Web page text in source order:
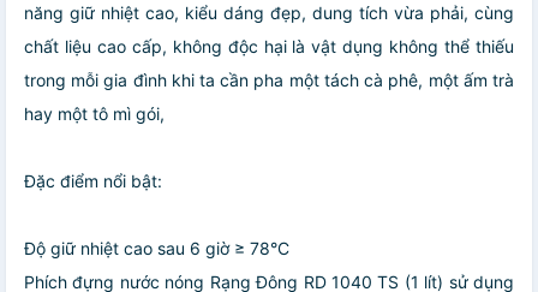
năng giữ nhiệt cao, kiểu dáng đẹp, dung tích vừa phải, cùng
chất liệu cao cấp, không độc hại là vật dụng không thể thiếu
trong mỗi gia đình khi ta cần pha một tách cà phê, một ấm trà
hay một tô mì gói,
Đặc điểm nổi bật:
Độ giữ nhiệt cao sau 6 giờ ≥ 78°C
Phích đựng nước nóng Rạng Đông RD 1040 TS (1 lít) sử dụng